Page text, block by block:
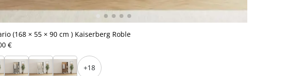
(168 × 55 × 90 cm ) Kaiserberg Roble
€
+18